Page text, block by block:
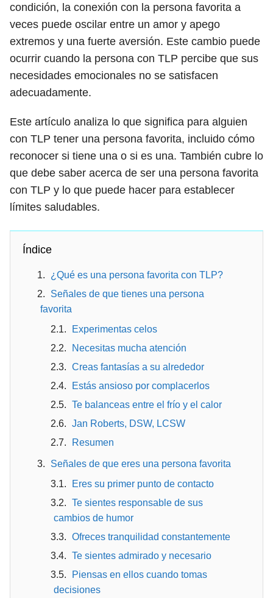
condición, la conexión con la persona favorita a
veces puede oscilar entre un amor y apego
extremos y una fuerte aversión. Este cambio puede
ocurrir cuando la persona con TLP percibe que sus
necesidades emocionales no se satisfacen
adecuadamente.
Este artículo analiza lo que significa para alguien
con TLP tener una persona favorita, incluido cómo
reconocer si tiene una o si es una. También cubre lo
que debe saber acerca de ser una persona favorita
con TLP y lo que puede hacer para establecer
límites saludables.
Índice
¿Qué es una persona favorita con TLP?
Señales de que tienes una persona
favorita
Experimentas celos
Necesitas mucha atención
Creas fantasías a su alrededor
Estás ansioso por complacerlos
Te balanceas entre el frío y el calor
Jan Roberts, DSW, LCSW
Resumen
Señales de que eres una persona favorita
Eres su primer punto de contacto
Te sientes responsable de sus
cambios de humor
Ofreces tranquilidad constantemente
Te sientes admirado y necesario
Piensas en ellos cuando tomas
decisiones